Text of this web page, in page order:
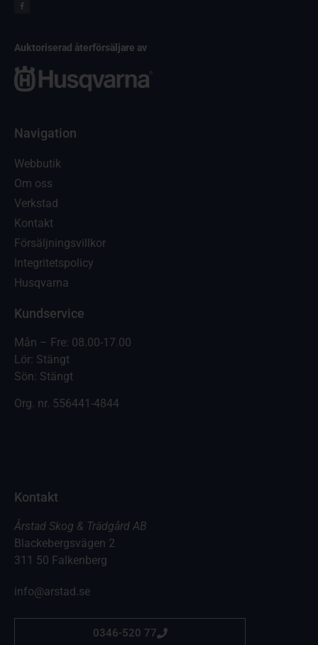
Auktoriserad återförsäljare av
Navigation
Webbutik
Om oss
Verkstad
Kontakt
Försäljningsvillkor
Integritetspolicy
Husqvarna
Kundservice
Mån – Fre: 08.00-17.00
Lör: Stängt
Sön: Stängt
Org. nr. 556441-4844
Kontakt
Årstad Skog & Trädgård AB
Blackebergsvägen 2
311 50 Falkenberg
info@arstad.se
0346-520 77